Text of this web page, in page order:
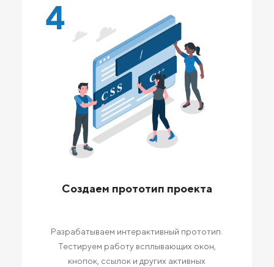
4
Создаем прототип проекта
Разрабатываем интерактивный прототип.
Тестируем работу всплывающих окон,
кнопок, ссылок и других активных